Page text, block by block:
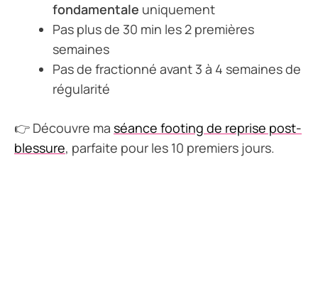
fondamentale uniquement
Pas plus de 30 min les 2 premières
semaines
Pas de fractionné avant 3 à 4 semaines de
régularité
👉 Découvre ma séance footing de reprise post-
blessure, parfaite pour les 10 premiers jours.